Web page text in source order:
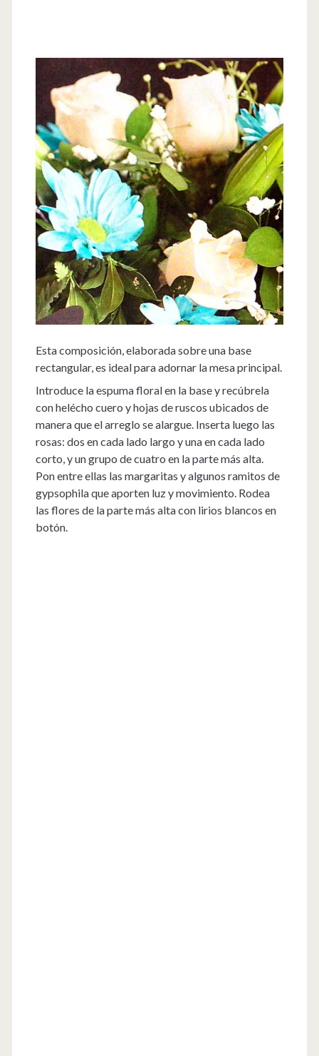
Esta composición, elaborada sobre una base
rectangular, es ideal para adornar la mesa principal.
Introduce la espuma floral en la base y recúbrela
con helécho cuero y hojas de ruscos ubicados de
manera que el arreglo se alargue. Inserta luego las
rosas: dos en cada lado largo y una en cada lado
corto, y un grupo de cuatro en la parte más alta.
Pon entre ellas las margaritas y algunos ramitos de
gypsophila que aporten luz y movimiento. Rodea
las flores de la parte más alta con lirios blancos en
botón.